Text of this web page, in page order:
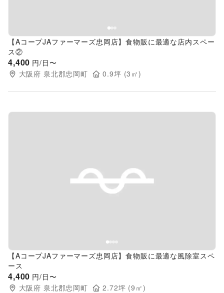
【AコープJAファーマーズ忠岡店】食物販に最適な店内スペー
ス②
4,400 円/日〜
大阪府 泉北郡忠岡町 0.9坪 (3 ㎡)
Previous slide
【AコープJAファーマーズ忠岡店】食物販に最適な風除室スペ
ース
4,400 円/日〜
大阪府 泉北郡忠岡町 2.72坪 (9 ㎡)